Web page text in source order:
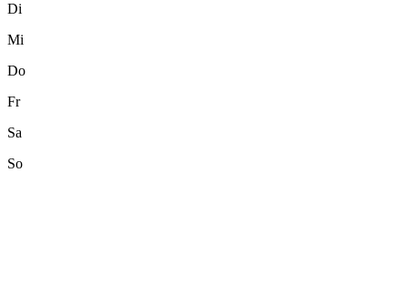
Di
Mi
Do
Fr
Sa
So